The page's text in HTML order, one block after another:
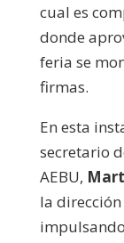
cual es
donde
feria se
firmas.
En esta
secretario
AEBU,
la